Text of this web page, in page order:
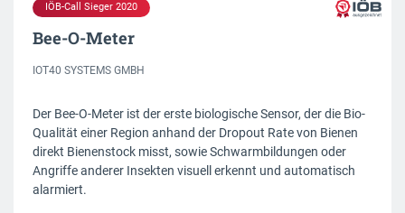
IÖB-Call Sieger 2020
Bee-O-Meter
IOT40 SYSTEMS GMBH
Der Bee-O-Meter ist der erste biologische Sensor, der die Bio-
Qualität einer Region anhand der Dropout Rate von Bienen
direkt Bienenstock misst, sowie Schwarmbildungen oder
Angriffe anderer Insekten visuell erkennt und automatisch
alarmiert.